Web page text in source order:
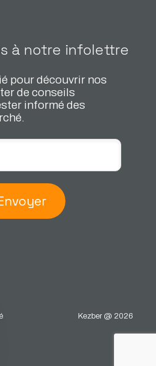
à notre infolettre
pour découvrir nos
de conseils
informé des
Kezber @ 2026